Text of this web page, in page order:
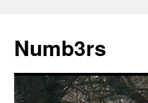
content
Numb3rs